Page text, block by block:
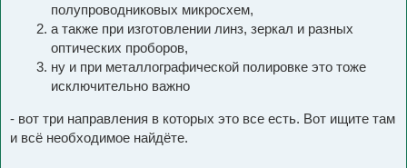
полупроводниковых микросхем,
а также при изготовлении линз, зеркал и разных
оптических проборов,
ну и при металлографической полировке это тоже
исключительно важно
- вот три направления в которых это все есть. Вот ищите там
и всё необходимое найдёте.